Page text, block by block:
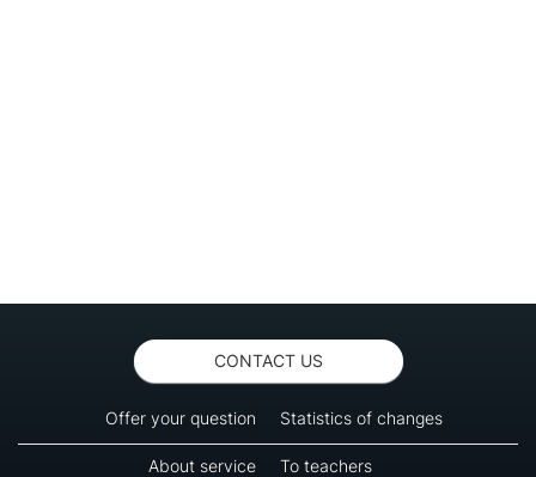
CONTACT US
Offer your question Statistics of changes
About service To teachers